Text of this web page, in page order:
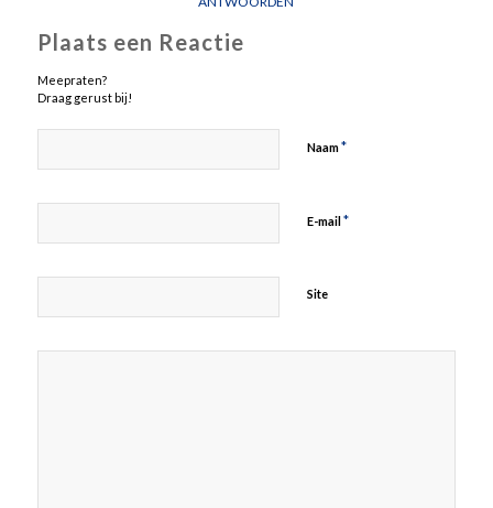
Plaats een Reactie
Meepraten?
Draag gerust bij!
Naam*
E-mail *
Site